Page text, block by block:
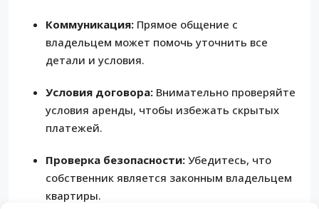
Коммуникация: Прямое общение с
владельцем может помочь уточнить все
детали и условия.
Условия договора: Внимательно проверяйте
условия аренды, чтобы избежать скрытых
платежей.
Проверка безопасности: Убедитесь, что
собственник является законным владельцем
квартиры.